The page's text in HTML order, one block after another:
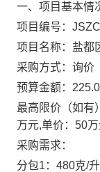
一、项目基本情
项目编号：
项目名称： 盐都
采购方式： 询价
预算金额：
最高限价（如有
万元,单价：50
采购需求：
分包1 ： 480克/